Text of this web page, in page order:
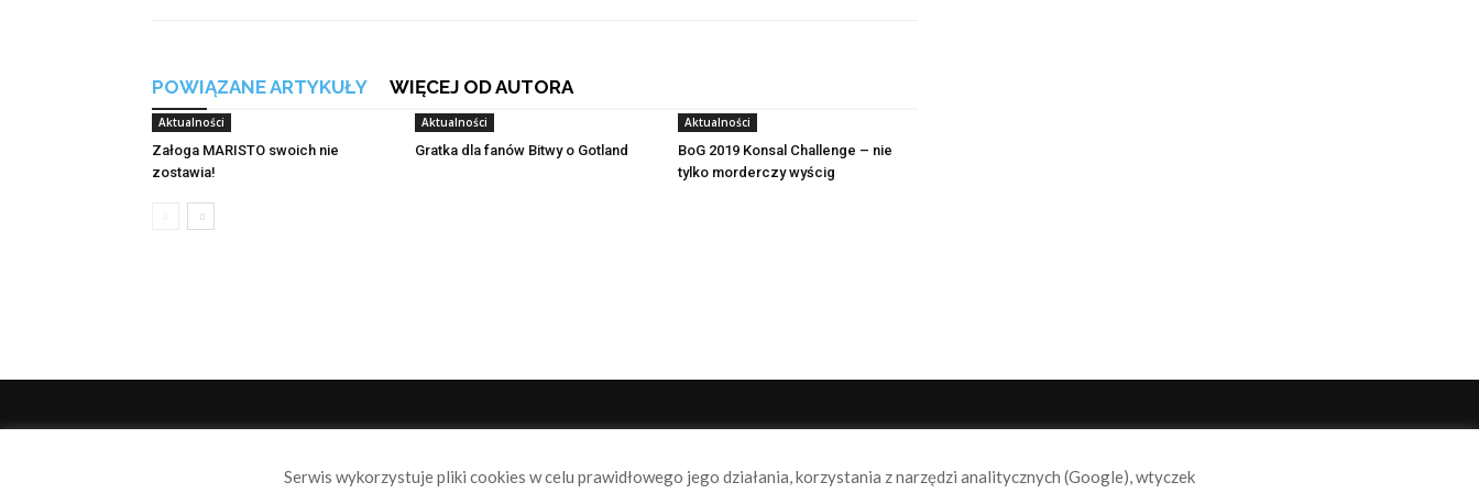
POWIĄZANE ARTYKUŁY WIĘCEJ OD AUTORA
Aktualności
Załoga MARISTO swoich nie
zostawia!
Aktualności
Gratka dla fanów Bitwy o Gotland
Aktualności
BoG 2019 Konsal Challenge – nie
tylko morderczy wyścig
Serwis wykorzystuje pliki cookies w celu prawidłowego jego działania, korzystania z narzędzi analitycznych (Google), wtyczek